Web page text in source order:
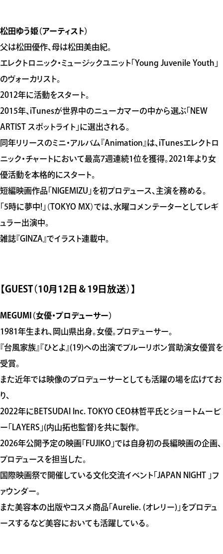
松田ゆう姫（アーティスト）
父は松田優作、母は松田美由紀。
エレクトロニック・ミュージックユニット「Young Juvenile Youth」
のヴォーカリスト。
2012年に活動をスタート。
2015年、iTunesが世界中のニューカマーの中から選ぶ「NEW
ARTIST スポットライト」に選出される。
同年リリースのミニ・アルバム『Animation』は、iTunesエレクトロ
ニック・チャートにおいて最高7週連続1位を獲得。2021年より女
優活動を本格的にスタート。
短編映画作品「NIGEMIZU」を初プロデュース、主演を務める。
「5時に夢中!」（TOKYO MX）では、水曜コメンテーターとしてレギ
ュラー出演中。
雑誌『GINZA』でイラスト連載中。
【GUEST（10月12日＆19日放送）】
MEGUMI（女優・プロデューサー）
1981年生まれ、岡山県出身。女優。プロデューサー。
『台風家族』『ひとよ』(19)への出演でブルーリボン賞助演女優賞を
受賞。
また近年では映像のプロデューサーとしても活躍の場を広げてお
り、
2022年にBETSUDAI Inc. TOKYO CEO林哲平氏とショートムービ
ー「LAYERS」(内山拓也監督)を共に製作。
2026年公開予定の映画「FUJIKO」では自身初の長編映画の企画、
プロデュースを担当した。
国際映画祭で開催している文化交流イベント「JAPAN NIGHT 」フ
ァウンダー。
また美容本の出版やコスメ商品「Aurelie. (オレリー)」をプロデュ
ースするなど美容においても活躍している。